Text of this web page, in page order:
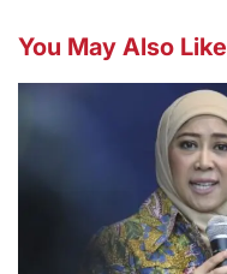
You May Also Like